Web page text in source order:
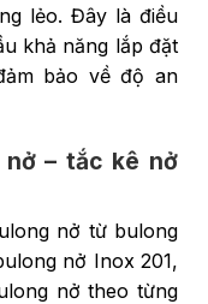
lẻo. Đây là điều
khả năng lắp đặt
bảo về độ an
nở – tắc kê nở
nở từ bulong
nở Inox 201,
nở theo từng